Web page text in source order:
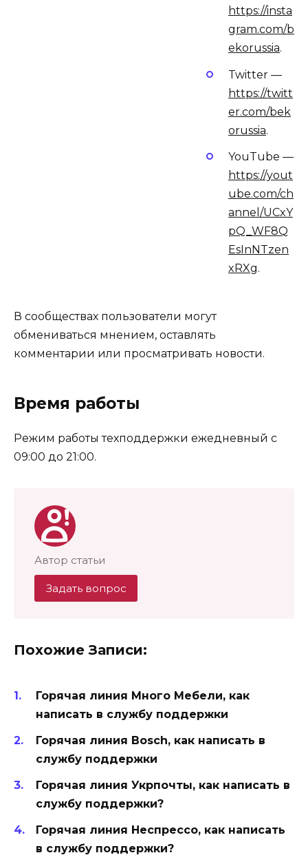
https://insta
gram.com/b
ekorussia.
Twitter —
https://twitt
er.com/bek
orussia.
YouTube —
https://yout
ube.com/ch
annel/UCxY
pQ_WF8Q
EsInNTzen
xRXg.
В сообществах пользователи могут
обмениваться мнением, оставлять
комментарии или просматривать новости.
Время работы
Режим работы техподдержки ежедневный с
09:00 до 21:00.
Автор статьи
Задать вопрос
Похожие Записи:
Горячая линия Много Мебели, как
написать в службу поддержки
Горячая линия Bosch, как написать в
службу поддержки
Горячая линия Укрпочты, как написать в
службу поддержки?
Горячая линия Неспрессо, как написать
в службу поддержки?